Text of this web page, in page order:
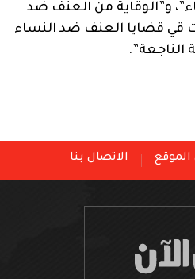
و”الوقاية من العنف ضد
قي قضايا العنف ضد النساء
الناجعة”.
الموقع الاتصال بنا